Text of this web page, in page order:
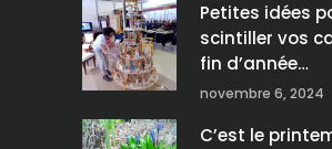
Petites idées
scintiller vos
fin d’année…
novembre 6, 2024
C’est le